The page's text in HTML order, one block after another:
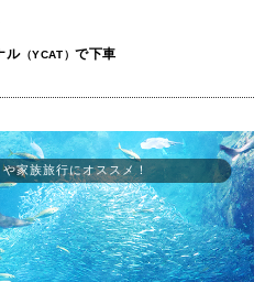
ル（YCAT）で下車
家族旅行にオススメ！